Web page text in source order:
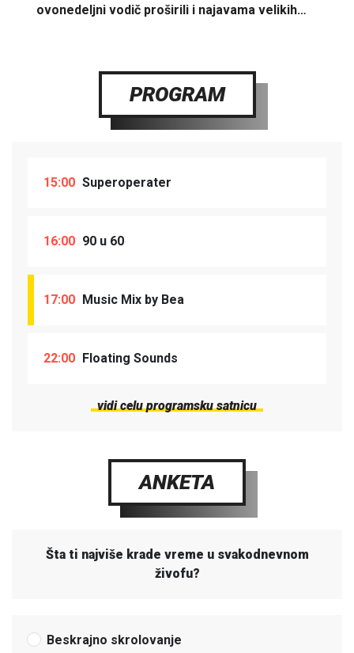
ovonedeljni vodič proširili i najavama velikih…
PROGRAM
15:00 Superoperater
16:00 90 u 60
17:00 Music Mix by Bea
22:00 Floating Sounds
vidi celu programsku satnicu
ANKETA
Šta ti najviše krade vreme u svakodnevnom
živofu?
Beskrajno skrolovanje